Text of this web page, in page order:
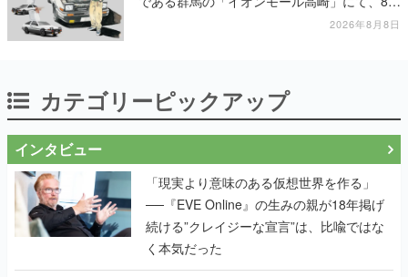
11日から8月20日までの期間限定で開催予定
2026年8月8日
カテゴリーピックアップ
インタビュー
「現実より意味のある仮想世界を作る」
──『EVE Online』の生みの親が18年掲げ
続ける”クレイジーな宣言”は、比喩ではな
く本気だった